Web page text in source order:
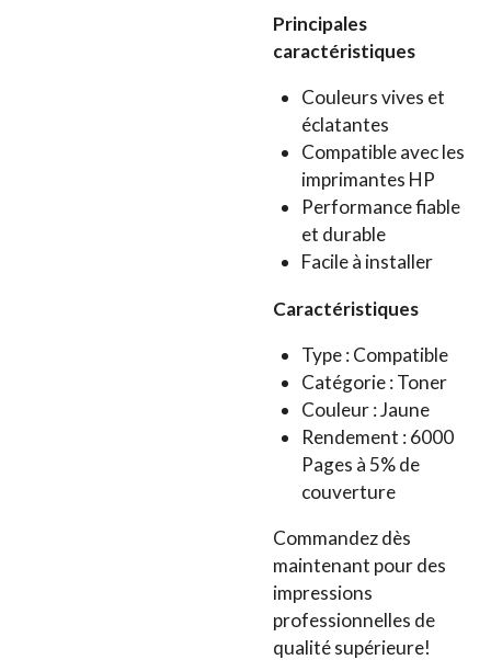
Principales
caractéristiques
Couleurs vives et
éclatantes
Compatible avec les
imprimantes HP
Performance fiable
et durable
Facile à installer
Caractéristiques
Type : Compatible
Catégorie : Toner
Couleur : Jaune
Rendement : 6000
Pages à 5% de
couverture
Commandez dès
maintenant pour des
impressions
professionnelles de
qualité supérieure!